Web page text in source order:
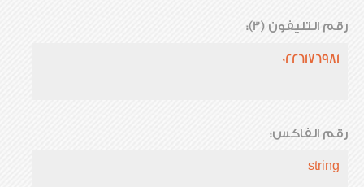
رقم التليفون (3):
0226176981
رقم الفاكس:
string